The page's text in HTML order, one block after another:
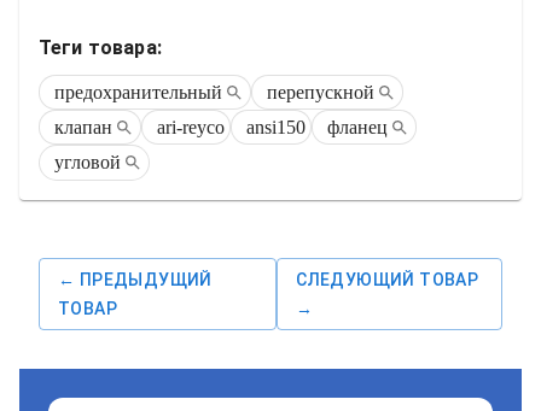
Теги товара:
предохранительный
перепускной
клапан
ari-reyco ansi150
фланец
угловой
← ПРЕДЫДУЩИЙ
ТОВАР
СЛЕДУЮЩИЙ ТОВАР
→